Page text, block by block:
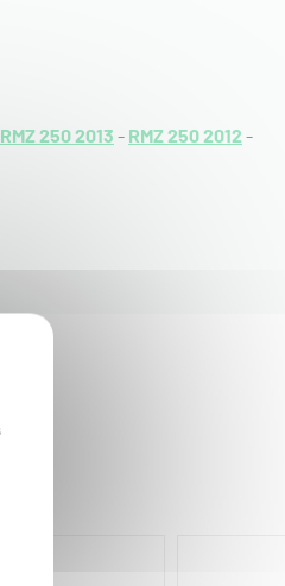
RMZ 250 2013 - RMZ 250 2012 -